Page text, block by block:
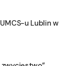
u Lublin w